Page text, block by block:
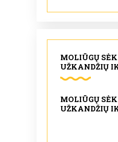
MOLIŪGŲ
UŽKANDŽIŲ
MOLIŪGŲ
UŽKANDŽIŲ